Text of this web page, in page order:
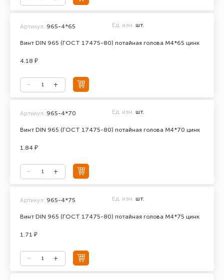
Винт DIN 965 (ГОСТ 17475-80) потайная голова М4*65 цинк
Артикул: 965-4*65 Ед. изм. шт.
4.18 ₽
Винт DIN 965 (ГОСТ 17475-80) потайная голова М4*70 цинк
Артикул: 965-4*70 Ед. изм. шт.
1.84 ₽
Винт DIN 965 (ГОСТ 17475-80) потайная голова М4*75 цинк
Артикул: 965-4*75 Ед. изм. шт.
1.71 ₽